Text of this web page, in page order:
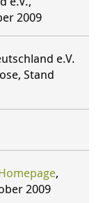
2009
e.V.
Stand
,
2009